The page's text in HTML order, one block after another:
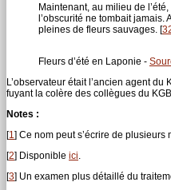
Maintenant, au milieu de
l’obscurité ne tombait jamais.
pleines de fleurs sauvages. [
Fleurs d’été en Laponie -
L’observateur était l’ancien agent du
fuyant la colère des collègues du
Notes :
[1] Ce nom peut s’écrire de
[2] Disponible ici.
[3] Un examen plus détaillé du